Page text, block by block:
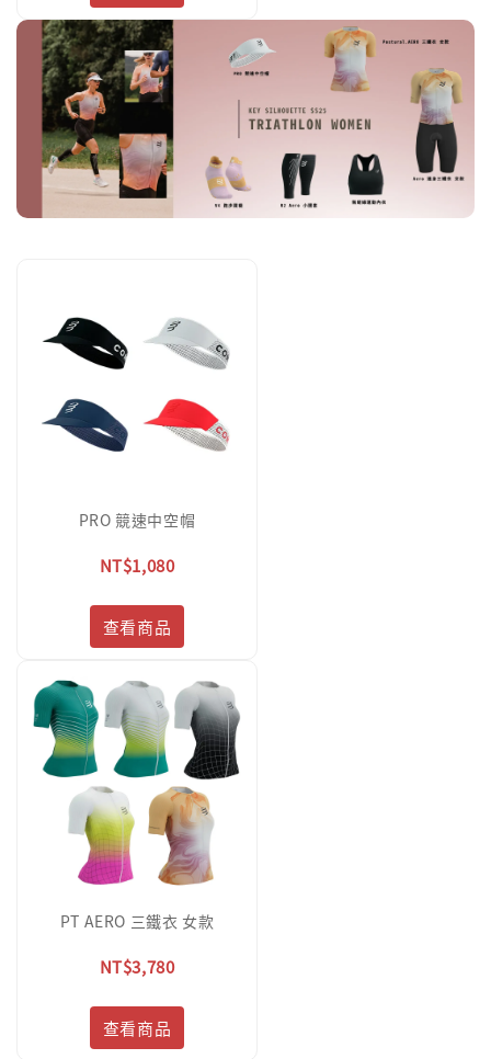
PRO 競速中空帽
NT$1,080
查看商品
PT AERO 三鐵衣 女款
NT$3,780
查看商品